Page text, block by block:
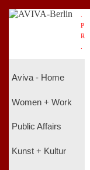
P
R
Aviva - Home
Women + Work
Public Affairs
Kunst + Kultur